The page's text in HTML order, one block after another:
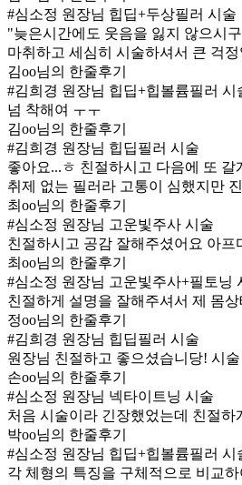
#심소정 원장님 힙딥+두상필러 시술
"늦은시간에도 웃음을 잃지 않으시
마취하고 세심히 시술하셔서 큰 걱
김oo님의 한줄후기
#김희경 원장님 힙딥+힙볼륨필러 시
넘 착해여 ㅜㅜ
김oo님의 한줄후기
#김희경 원장님 힙딥필러 시술
좋아요...ㅎ 친절하시고 다음에 또
취제 없는 필러라 고통이 심했지만
최oo님의 한줄후기
#심소정 원장님 고운빛주사 시술
친절하시고 공감 잘해주셨어요 아
최oo님의 한줄후기
#심소정 원장님 고운빛주사+필토닝
친절하게 설명을 잘해주셔서 제 몸
정oo님의 한줄후기
#김희경 원장님 힙딥필러 시술
원장님 친절하고 좋으셨습니당! 시
손oo님의 한줄후기
#심소정 원장님 넥타이트닝 시술
처음 시술이라 긴장했었는데 친절
박oo님의 한줄후기
#심소정 원장님 힙딥+힙볼륨필러 시
각 체형의 특징을 구체적으로 비교